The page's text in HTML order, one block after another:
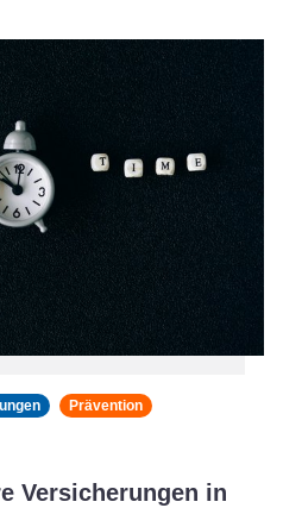
Prävention
Versicherungen in